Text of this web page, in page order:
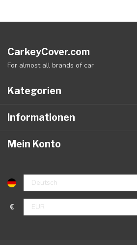
CarkeyCover.com
For almost all brands of car
Kategorien
Informationen
Mein Konto
€